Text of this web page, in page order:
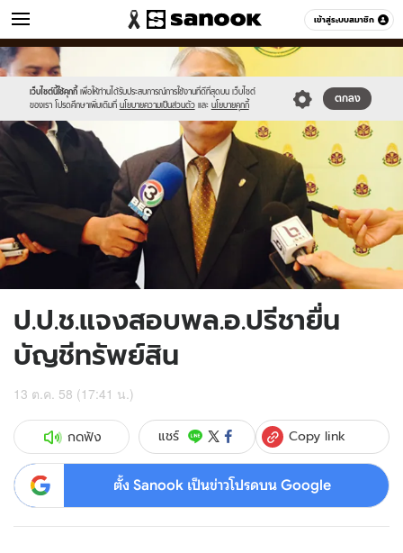
เข้าสู่ระบบสมาชิก
ข่าว หมวดอื่นๆ
เว็บไซต์นี้ใช้คุกกี้ เพื่อให้ท่านได้รับประสบการณ์การใช้งานที่ดีที่สุดบน เว็บไซต์
ของเรา โปรดศึกษาเพิ่มเติมที่ นโยบายความเป็นส่วนตัว และ นโยบายคุกกี้
ตกลง
Sanook
//s.isanook.com/sr/0/images/logo-
new-
sanook.png
600
60
//s.isanook.com/ns/0/ud/376/1881974/652202-
01.jpg
ป.ป.ช.แจงสอบพล.อ.ปรีชายื่น
บัญชีทรัพย์สิน
13 ต.ค. 58 (17:41 น.)
กดฟัง แชร์ Copy link
ตั้ง Sanook เป็นข่าวโปรดบน Google